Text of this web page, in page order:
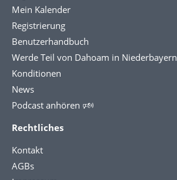
Mein Kalender
Registrierung
Benutzerhandbuch
Werde Teil von Dahoam in Niederbayern
Konditionen
News
Podcast anhören 🕬
Rechtliches
Kontakt
AGBs